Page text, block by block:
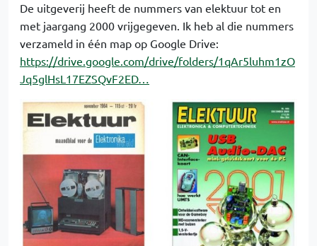
De uitgeverij heeft de nummers van elektuur tot en
met jaargang 2000 vrijgegeven. Ik heb al die nummers
verzameld in één map op Google Drive:
https://drive.google.com/drive/folders/1qAr5luhm1zO
Jq5glHsL17EZSQvF2ED…